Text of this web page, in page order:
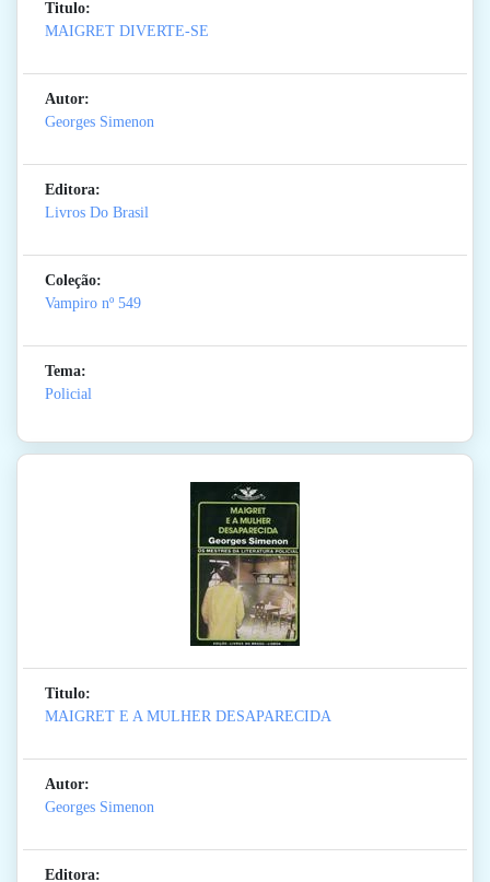
Titulo:
MAIGRET DIVERTE-SE
Autor:
Georges Simenon
Editora:
Livros Do Brasil
Coleção:
Vampiro nº 549
Tema:
Policial
Titulo:
MAIGRET E A MULHER DESAPARECIDA
Autor:
Georges Simenon
Editora: